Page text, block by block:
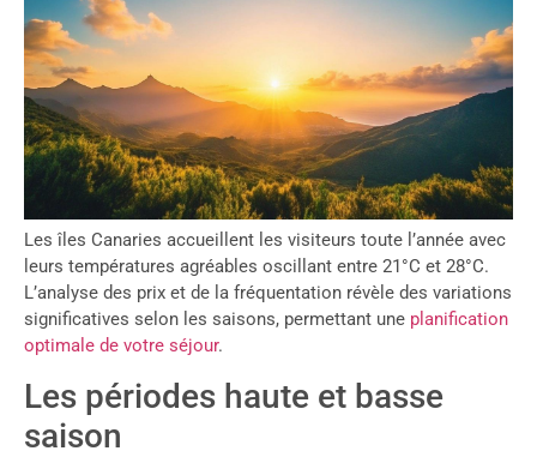
Les îles Canaries accueillent les visiteurs toute l’année avec
leurs températures agréables oscillant entre 21°C et 28°C.
L’analyse des prix et de la fréquentation révèle des variations
significatives selon les saisons, permettant une planification
optimale de votre séjour.
Les périodes haute et basse
saison